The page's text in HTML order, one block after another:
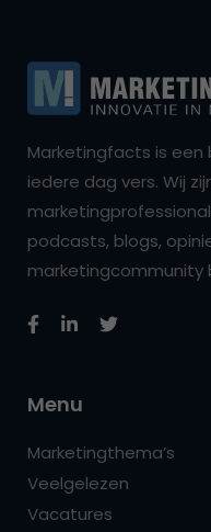
Marketingfacts is een
iedere dag vers. Wij
podcasts, blogs,
marketingcommunity
Menu
Marketingthema’s
Veelgelezen
Vacatures